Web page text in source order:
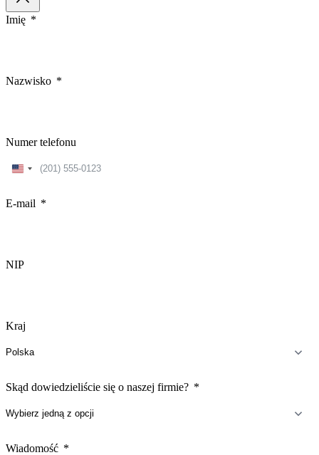
Imię
Nazwisko
Numer telefonu
United
E-mail
NIP
Kraj
Skąd dowiedzieliście się o naszej firmie?
Wiadomość